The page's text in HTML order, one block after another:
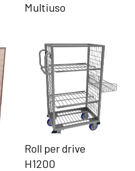
Multiuso
Roll per drive
H1200